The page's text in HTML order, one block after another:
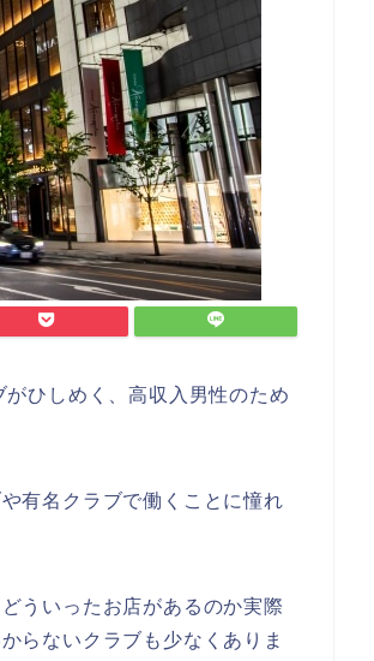
ひしめく、高収入男性のため
有名クラブで働くことに憧れ
ういったお店があるのか実際
らないクラブも少なくありま